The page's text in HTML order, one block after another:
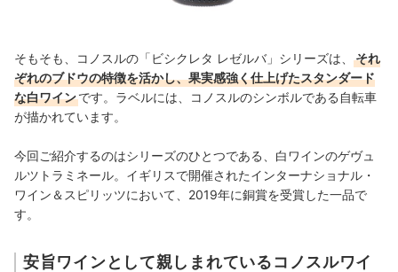
そもそも、コノスルの「ビシクレタ レゼルバ」シリーズは、
それ
ぞれのブドウの特徴を活かし、果実感強く仕上げたスタンダード
な白ワインです。ラベルには、コノスルのシンボルである自転車
が描かれています。
今回ご紹介するのはシリーズのひとつである、白ワインのゲヴュ
ルツトラミネール。イギリスで開催されたインターナショナル・
ワイン＆スピリッツにおいて、2019年に銅賞を受賞した一品で
す。
安旨ワインとして親しまれているコノスルワイ